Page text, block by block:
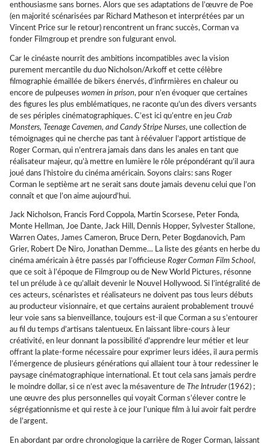
enthousiasme sans bornes. Alors que ses adaptations de l’œuvre de Poe
(en majorité scénarisées par Richard Matheson et interprétées par un
Vincent Price sur le retour) rencontrent un franc succès, Corman va
fonder Filmgroup et prendre son fulgurant envol.
Car le cinéaste nourrit des ambitions incompatibles avec la vision
purement mercantile du duo Nicholson/Arkoff et cette célèbre
filmographie émaillée de bikers énervés, d’infirmières en chaleur ou
encore de pulpeuses women in prison, pour n’en évoquer que certaines
des figures les plus emblématiques, ne raconte qu’un des divers versants
de ses périples cinématographiques. C’est ici qu’entre en jeu Crab
Monsters, Teenage Cavemen, and Candy Stripe Nurses, une collection de
témoignages qui ne cherche pas tant à réévaluer l’apport artistique de
Roger Corman, qui n’entrera jamais dans dans les anales en tant que
réalisateur majeur, qu’à mettre en lumière le rôle prépondérant qu’il aura
joué dans l’histoire du cinéma américain. Soyons clairs: sans Roger
Corman le septième art ne serait sans doute jamais devenu celui que l’on
connaît et que l’on aime aujourd’hui.
Jack Nicholson, Francis Ford Coppola, Martin Scorsese, Peter Fonda,
Monte Hellman, Joe Dante, Jack Hill, Dennis Hopper, Sylvester Stallone,
Warren Oates, James Cameron, Bruce Dern, Peter Bogdanovich, Pam
Grier, Robert De Niro, Jonathan Demme… La liste des géants en herbe du
cinéma américain à être passés par l’officieuse Roger Corman Film School,
que ce soit à l’époque de Filmgroup ou de New World Pictures, résonne
tel un prélude à ce qu’allait devenir le Nouvel Hollywood. Si l’intégralité de
ces acteurs, scénaristes et réalisateurs ne doivent pas tous leurs débuts
au producteur visionnaire, et que certains auraient probablement trouvé
leur voie sans sa bienveillance, toujours est-il que Corman a su s’entourer
au fil du temps d’artisans talentueux. En laissant libre-cours à leur
créativité, en leur donnant la possibilité d’apprendre leur métier et leur
offrant la plate-forme nécessaire pour exprimer leurs idées, il aura permis
l’émergence de plusieurs générations qui allaient tour à tour redessiner le
paysage cinématographique international. Et tout cela sans jamais perdre
le moindre dollar, si ce n’est avec la mésaventure de The Intruder(1962) ;
une œuvre des plus personnelles qui voyait Corman s’élever contre le
ségrégationnisme et qui reste à ce jour l’unique film à lui avoir fait perdre
de l’argent.
En abordant par ordre chronologique la carrière de Roger Corman, laissant